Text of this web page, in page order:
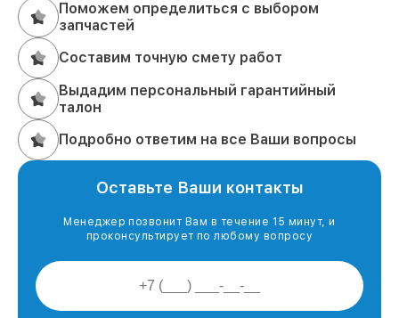
Поможем определиться с выбором
запчастей
Составим точную смету работ
Выдадим персональный гарантийный
талон
Подробно ответим на все Ваши вопросы
Оставьте Ваши контакты
Менеджер позвонит Вам в течение 15 минут, и
проконсультирует по любому вопросу